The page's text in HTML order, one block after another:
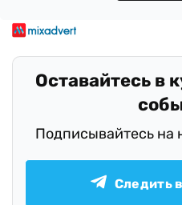
Оставайтесь в
Подписывайтесь на
Следить